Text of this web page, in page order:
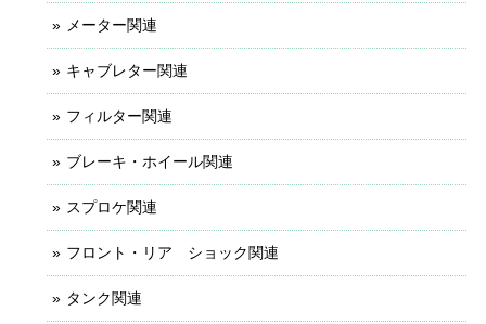
メーター関連
キャブレター関連
フィルター関連
ブレーキ・ホイール関連
スプロケ関連
フロント・リア ショック関連
タンク関連